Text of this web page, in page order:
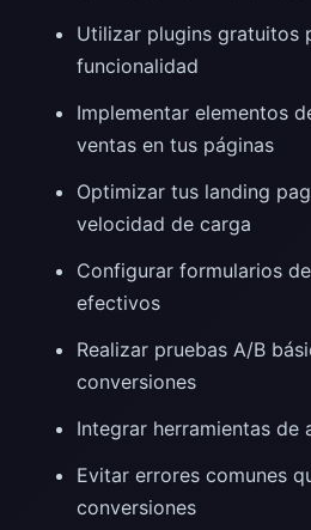
Utilizar plugins gratuitos
funcionalidad
Implementar elementos
ventas en tus páginas
Optimizar tus landing
velocidad de carga
Configurar formularios
efectivos
Realizar pruebas A/B
conversiones
Integrar herramientas de
Evitar errores comunes
conversiones